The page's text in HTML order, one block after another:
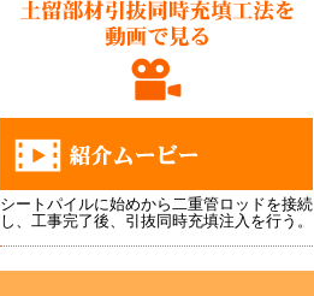
シートパイルに始めから二重管ロッドを接続
し、工事完了後、引抜同時充填注入を行う。